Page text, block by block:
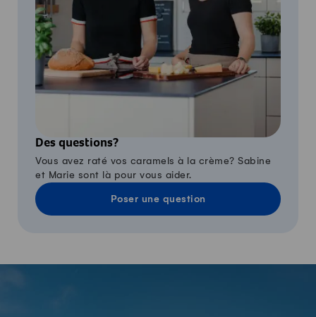
Des questions?
Vous avez raté vos caramels à la crème? Sabine
et Marie sont là pour vous aider.
Poser une question